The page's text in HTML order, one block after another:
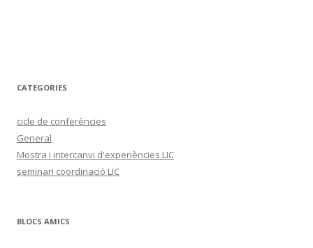
CATEGORIES
cicle de conferències
General
Mostra i intercanvi d'experiències LIC
seminari coordinació LIC
BLOCS AMICS